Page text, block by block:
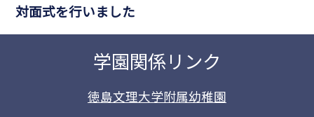
対面式を行いました
学園関係リンク
徳島文理大学附属幼稚園